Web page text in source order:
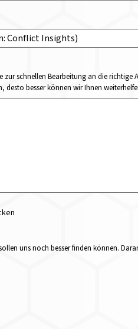
zur schnellen Bearbeitung an die
besser können wir Ihnen
uns noch besser finden können.